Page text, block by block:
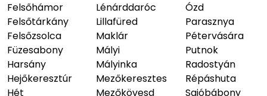
Felsőhámor
Felsőtárkány
Felsőzsolca
Füzesabony
Harsány
Hejőkeresztúr
Hét
Lénárddaróc
Lillafüred
Maklár
Mályi
Mályinka
Mezőkeresztes
Mezőkövesd
Ózd
Parasznya
Pétervására
Putnok
Radostyán
Répáshuta
Sajóbábony